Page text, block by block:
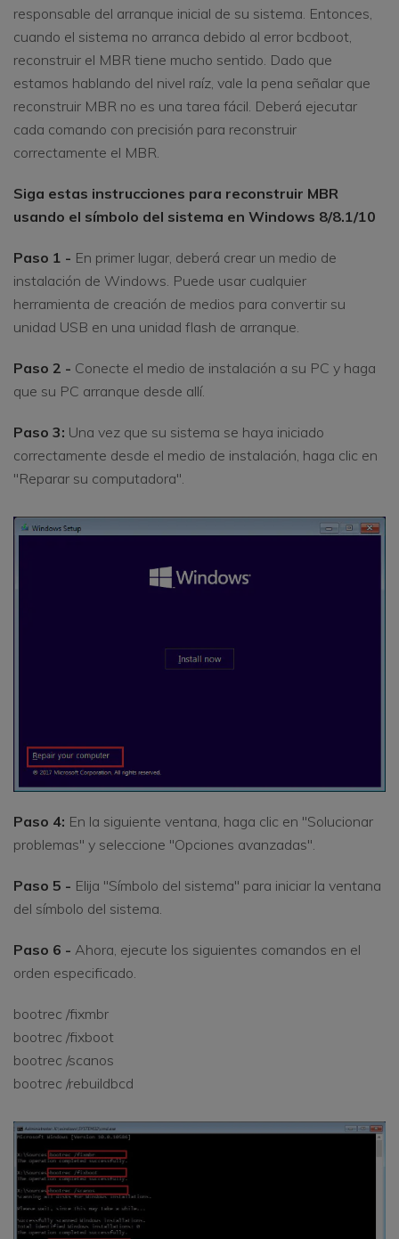
responsable del arranque inicial de su sistema. Entonces,
cuando el sistema no arranca debido al error bcdboot,
reconstruir el MBR tiene mucho sentido. Dado que
estamos hablando del nivel raíz, vale la pena señalar que
reconstruir MBR no es una tarea fácil. Deberá ejecutar
cada comando con precisión para reconstruir
correctamente el MBR.
Siga estas instrucciones para reconstruir MBR
usando el símbolo del sistema en Windows 8/8.1/10
Paso 1 - En primer lugar, deberá crear un medio de
instalación de Windows. Puede usar cualquier
herramienta de creación de medios para convertir su
unidad USB en una unidad flash de arranque.
Paso 2 - Conecte el medio de instalación a su PC y haga
que su PC arranque desde allí.
Paso 3: Una vez que su sistema se haya iniciado
correctamente desde el medio de instalación, haga clic en
"Reparar su computadora".
Paso 4: En la siguiente ventana, haga clic en "Solucionar
problemas" y seleccione "Opciones avanzadas".
Paso 5 - Elija "Símbolo del sistema" para iniciar la ventana
del símbolo del sistema.
Paso 6 - Ahora, ejecute los siguientes comandos en el
orden especificado.
bootrec /fixmbr
bootrec /fixboot
bootrec /scanos
bootrec /rebuildbcd